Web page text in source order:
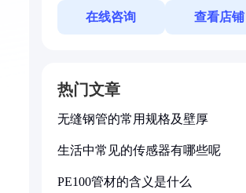
在线咨询 查看店铺
热门文章
无缝钢管的常用规格及壁厚
生活中常见的传感器有哪些呢
PE100管材的含义是什么